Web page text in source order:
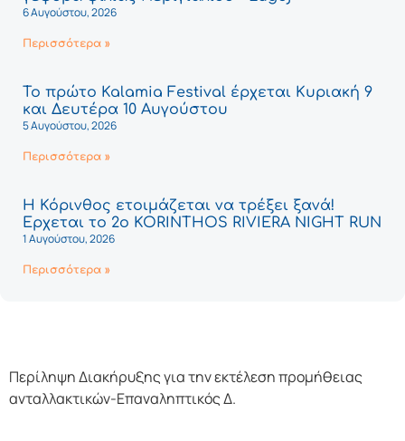
6 Αυγούστου, 2026
Περισσότερα »
Το πρώτο Kalamia Festival έρχεται Κυριακή 9
και Δευτέρα 10 Αυγούστου
5 Αυγούστου, 2026
Περισσότερα »
Η Κόρινθος ετοιμάζεται να τρέξει ξανά!
Έρχεται το 2ο KORINTHOS RIVIERA NIGHT RUN
1 Αυγούστου, 2026
Περισσότερα »
Περίληψη Διακήρυξης για την εκτέλεση προμήθειας
ανταλλακτικών-Επαναληπτικός Δ.